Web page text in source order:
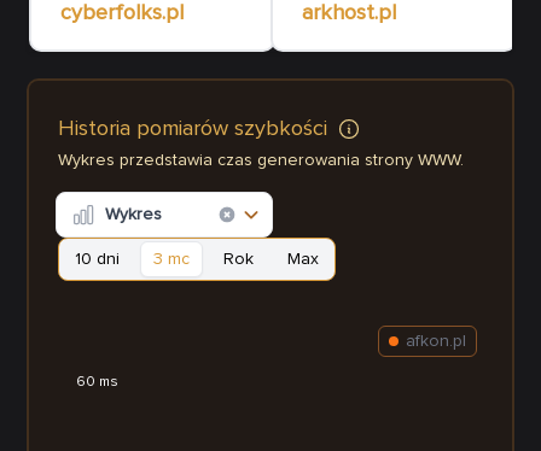
cyberfolks.pl arkhost.pl
Historia pomiarów szybkości
Wykres przedstawia czas generowania strony WWW.
Wykres
10 dni 3 mc Rok Max
60 ms
afkon.pl